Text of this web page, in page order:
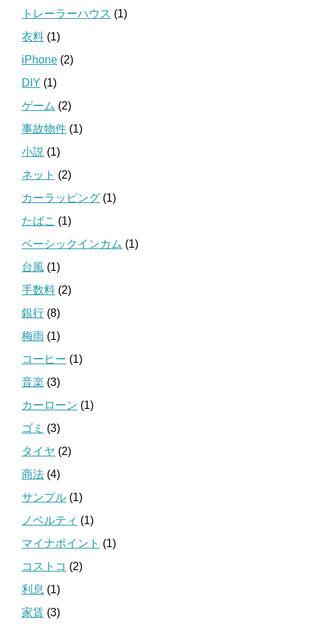
トレーラーハウス (1)
衣料 (1)
iPhone (2)
DIY (1)
ゲーム (2)
事故物件 (1)
小説 (1)
ネット (2)
カーラッピング (1)
たばこ (1)
ベーシックインカム (1)
台風 (1)
手数料 (2)
銀行 (8)
梅雨 (1)
コーヒー (1)
音楽 (3)
カーローン (1)
ゴミ (3)
タイヤ (2)
商法 (4)
サンプル (1)
ノベルティ (1)
マイナポイント (1)
コストコ (2)
利息 (1)
家賃 (3)